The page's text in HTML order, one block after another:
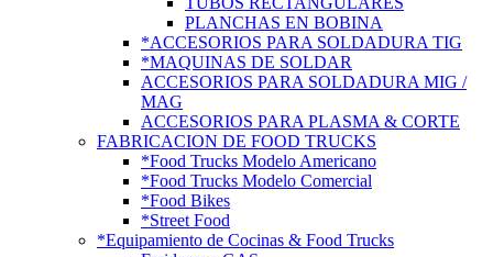
PLANCHAS EN BOBINA
*ACCESORIOS PARA SOLDADURA TIG
*MAQUINAS DE SOLDAR
ACCESORIOS PARA SOLDADURA MIG /
MAG
ACCESORIOS PARA PLASMA & CORTE
FABRICACION DE FOOD TRUCKS
*Food Trucks Modelo Americano
*Food Trucks Modelo Comercial
*Food Bikes
*Street Food
*Equipamiento de Cocinas & Food Trucks